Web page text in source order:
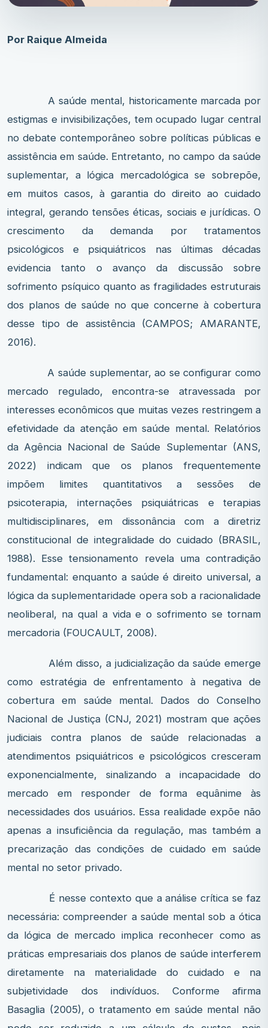
Por Raique Almeida
A saúde mental, historicamente marcada por
estigmas e invisibilizações, tem ocupado lugar central
no debate contemporâneo sobre políticas públicas e
assistência em saúde. Entretanto, no campo da saúde
suplementar, a lógica mercadológica se sobrepõe,
em muitos casos, à garantia do direito ao cuidado
integral, gerando tensões éticas, sociais e jurídicas. O
crescimento da demanda por tratamentos
psicológicos e psiquiátricos nas últimas décadas
evidencia tanto o avanço da discussão sobre
sofrimento psíquico quanto as fragilidades estruturais
dos planos de saúde no que concerne à cobertura
desse tipo de assistência (CAMPOS; AMARANTE,
2016).
A saúde suplementar, ao se configurar como
mercado regulado, encontra-se atravessada por
interesses econômicos que muitas vezes restringem a
efetividade da atenção em saúde mental. Relatórios
da Agência Nacional de Saúde Suplementar (ANS,
2022) indicam que os planos frequentemente
impõem limites quantitativos a sessões de
psicoterapia, internações psiquiátricas e terapias
multidisciplinares, em dissonância com a diretriz
constitucional de integralidade do cuidado (BRASIL,
1988). Esse tensionamento revela uma contradição
fundamental: enquanto a saúde é direito universal, a
lógica da suplementaridade opera sob a racionalidade
neoliberal, na qual a vida e o sofrimento se tornam
mercadoria (FOUCAULT, 2008).
Além disso, a judicialização da saúde emerge
como estratégia de enfrentamento à negativa de
cobertura em saúde mental. Dados do Conselho
Nacional de Justiça (CNJ, 2021) mostram que ações
judiciais contra planos de saúde relacionadas a
atendimentos psiquiátricos e psicológicos cresceram
exponencialmente, sinalizando a incapacidade do
mercado em responder de forma equânime às
necessidades dos usuários. Essa realidade expõe não
apenas a insuficiência da regulação, mas também a
precarização das condições de cuidado em saúde
mental no setor privado.
É nesse contexto que a análise crítica se faz
necessária: compreender a saúde mental sob a ótica
da lógica de mercado implica reconhecer como as
práticas empresariais dos planos de saúde interferem
diretamente na materialidade do cuidado e na
subjetividade dos indivíduos. Conforme afirma
Basaglia (2005), o tratamento em saúde mental não